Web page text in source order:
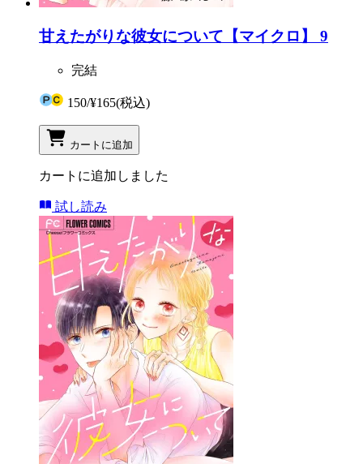
甘えたがりな彼女について【マイクロ】 9
完結
150/¥165(税込)
カートに追加
カートに追加しました
試し読み